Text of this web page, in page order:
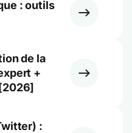
: outils
de la
+
: